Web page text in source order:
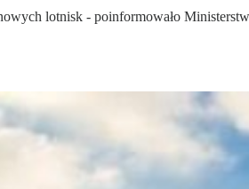
lotnisk - poinformowało